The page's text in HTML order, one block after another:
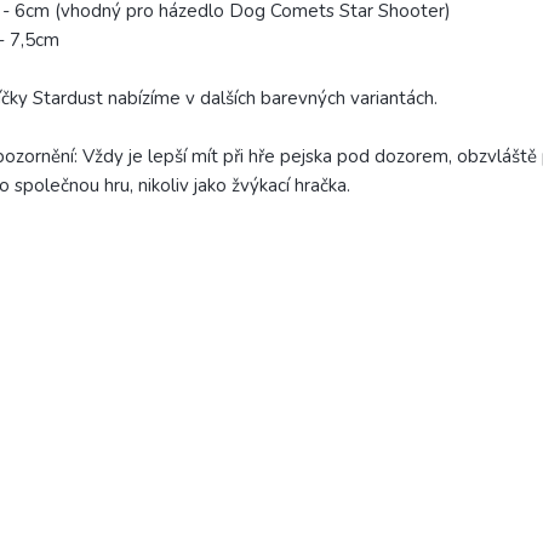
6cm (vhodný pro házedlo Dog Comets Star Shooter)
7,5cm
Stardust nabízíme v dalších barevných variantách.
Vždy je lepší mít při hře pejska pod dozorem,
společnou hru, nikoliv jako žvýkací hračka.